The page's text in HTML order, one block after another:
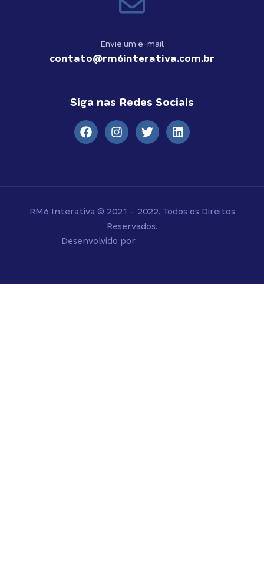
Envie um e-mail
contato@rm6interativa.com.br
Siga nas Redes Sociais
RM6 Interativa © 2021 - 2022. Todos os Direitos
Reservados.
Desenvolvido por